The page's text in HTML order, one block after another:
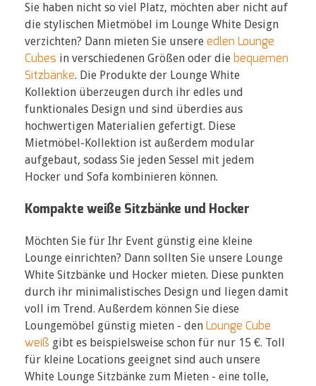
Sie haben nicht so viel Platz, möchten aber nicht auf
die stylischen Mietmöbel im Lounge White Design
verzichten? Dann mieten Sie unsere edlen Lounge
Cubes in verschiedenen Größen oder die bequemen
Sitzbänke. Die Produkte der Lounge White
Kollektion überzeugen durch ihr edles und
funktionales Design und sind überdies aus
hochwertigen Materialien gefertigt. Diese
Mietmöbel-Kollektion ist außerdem modular
aufgebaut, sodass Sie jeden Sessel mit jedem
Hocker und Sofa kombinieren können.
Kompakte weiße Sitzbänke und Hocker
Möchten Sie für Ihr Event günstig eine kleine
Lounge einrichten? Dann sollten Sie unsere Lounge
White Sitzbänke und Hocker mieten. Diese punkten
durch ihr minimalistisches Design und liegen damit
voll im Trend. Außerdem können Sie diese
Loungemöbel günstig mieten - den Lounge Cube
weiß gibt es beispielsweise schon für nur 15 €. Toll
für kleine Locations geeignet sind auch unsere
White Lounge Sitzbänke zum Mieten - eine tolle,